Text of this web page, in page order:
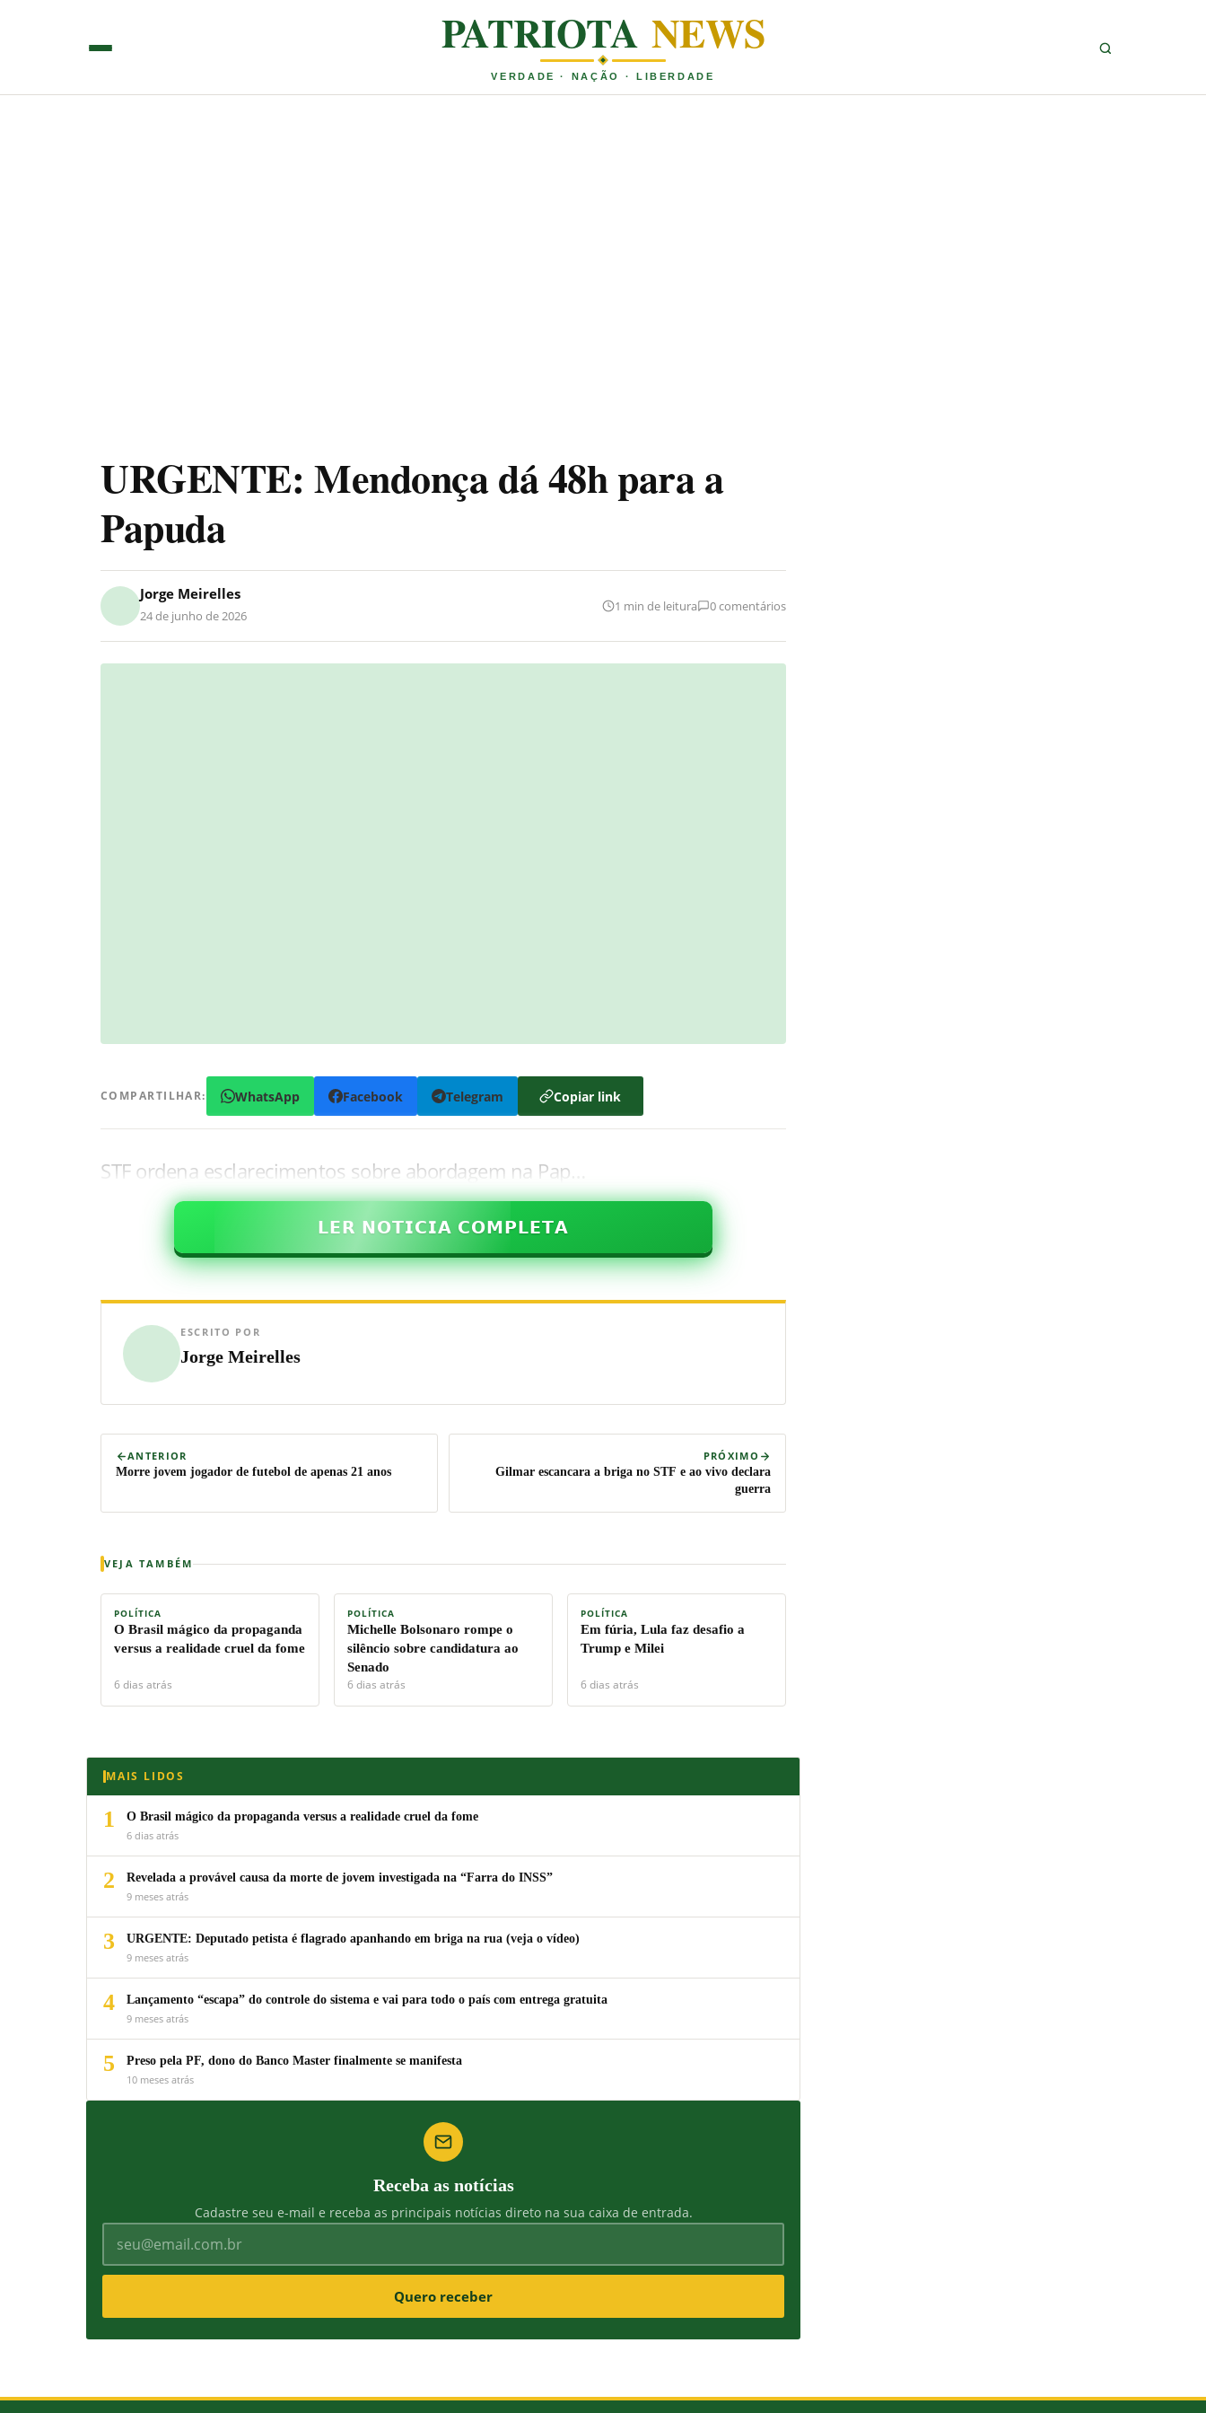
PATRIOTA NEWS
VERDADE · NAÇÃO · LIBERDADE
URGENTE: Mendonça dá 48h para a
Papuda
Jorge Meirelles
24 de junho de 2026
1 min de leitura 0 comentários
COMPARTILHAR: WhatsApp Facebook Telegram Copiar link
STF ordena esclarecimentos sobre abordagem na Pap…
𝗟𝗘𝗥 𝗡𝗢𝗧𝗜𝗖𝗜𝗔 𝗖𝗢𝗠𝗣𝗟𝗘𝗧𝗔
ESCRITO POR
Jorge Meirelles
ANTERIOR
Morre jovem jogador de futebol de apenas 21 anos
PRÓXIMO
Gilmar escancara a briga no STF e ao vivo declara
guerra
VEJA TAMBÉM
POLÍTICA
O Brasil mágico da propaganda
versus a realidade cruel da fome
6 dias atrás
POLÍTICA
Michelle Bolsonaro rompe o
silêncio sobre candidatura ao
Senado
6 dias atrás
POLÍTICA
Em fúria, Lula faz desafio a
Trump e Milei
6 dias atrás
MAIS LIDOS
1
O Brasil mágico da propaganda versus a realidade cruel da fome
6 dias atrás
2
Revelada a provável causa da morte de jovem investigada na “Farra do INSS”
9 meses atrás
3
URGENTE: Deputado petista é flagrado apanhando em briga na rua (veja o vídeo)
9 meses atrás
4
Lançamento “escapa” do controle do sistema e vai para todo o país com entrega gratuita
9 meses atrás
5
Preso pela PF, dono do Banco Master finalmente se manifesta
10 meses atrás
Receba as notícias
Cadastre seu e-mail e receba as principais notícias direto na sua caixa de entrada.
Quero receber